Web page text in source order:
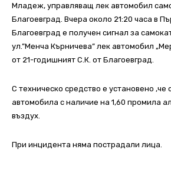
Младеж, управляващ лек автомобил
Благоевград. Вчера около 21:20 часа в
Благоевград е получен сигнал за
ул.”Менча Кърничева” лек автомобил
от 21-годишният С.К. от Благоевград.
С техническо средство е установено ,че
автомобила с наличие на 1,60 промила
въздух.
При инцидента няма пострадали лица.